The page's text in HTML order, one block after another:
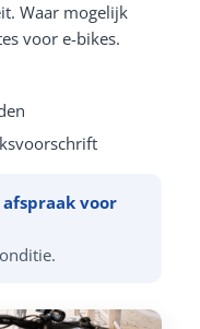
Waar mogelijk
voor e-bikes.
afspraak voor